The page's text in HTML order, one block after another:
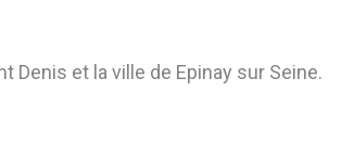
Denis et la ville de Epinay sur Seine.